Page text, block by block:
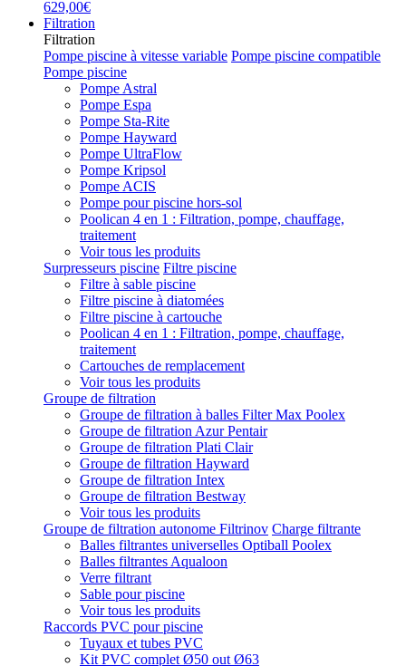
629,00€
Filtration
Filtration
Pompe piscine à vitesse variable Pompe piscine compatible
Pompe piscine
Pompe Astral
Pompe Espa
Pompe Sta-Rite
Pompe Hayward
Pompe UltraFlow
Pompe Kripsol
Pompe ACIS
Pompe pour piscine hors-sol
Poolican 4 en 1 : Filtration, pompe, chauffage,
traitement
Voir tous les produits
Surpresseurs piscine Filtre piscine
Filtre à sable piscine
Filtre piscine à diatomées
Filtre piscine à cartouche
Poolican 4 en 1 : Filtration, pompe, chauffage,
traitement
Cartouches de remplacement
Voir tous les produits
Groupe de filtration
Groupe de filtration à balles Filter Max Poolex
Groupe de filtration Azur Pentair
Groupe de filtration Plati Clair
Groupe de filtration Hayward
Groupe de filtration Intex
Groupe de filtration Bestway
Voir tous les produits
Groupe de filtration autonome Filtrinov Charge filtrante
Balles filtrantes universelles Optiball Poolex
Balles filtrantes Aqualoon
Verre filtrant
Sable pour piscine
Voir tous les produits
Raccords PVC pour piscine
Tuyaux et tubes PVC
Kit PVC complet Ø50 out Ø63